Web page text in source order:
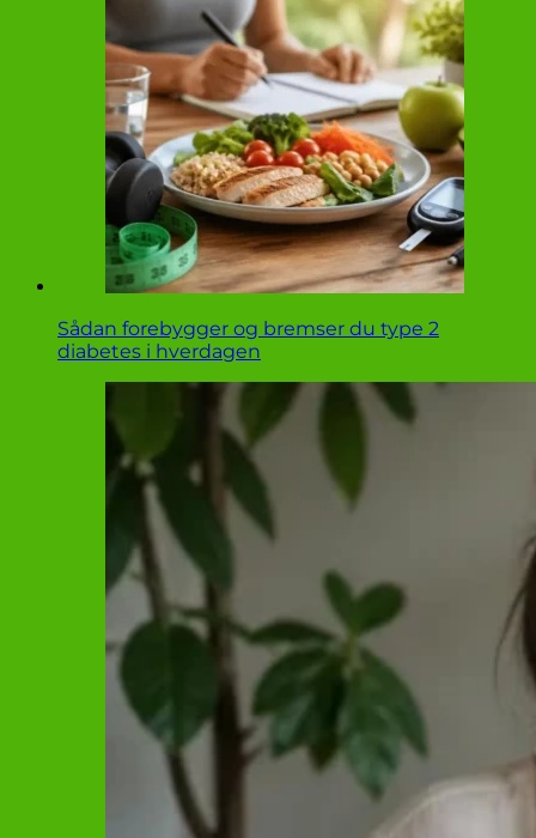
Sådan forebygger og bremser du type 2
diabetes i hverdagen